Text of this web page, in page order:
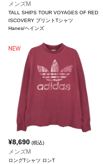
メンズM
TALL SHIPS TOUR VOYAGES OF RED
ISCOVERY プリントTシャツ
Hanes/ヘインズ
¥8,690 (税込)
メンズM
ロングTシャツ ロンT